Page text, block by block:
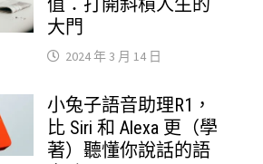
大門
2024 年 3 月 14 日
小兔子語音助理R1，
比 Siri 和 Alexa 更（學
著）聽懂你說話的語